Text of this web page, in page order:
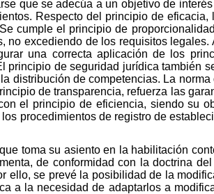
que se adecúa a un objetivo de
Respecto del principio de eficacia,
cumple el principio de
no excediendo de los requisitos legales.
una correcta aplicación de los
principio de seguridad jurídica también
distribución de competencias. La norma
de transparencia, refuerza las
el principio de eficiencia, siendo su
procedimientos de registro de
toma su asiento en la habilitación
de conformidad con la doctrina del
ello, se prevé la posibilidad de la
a la necesidad de adaptarlos a